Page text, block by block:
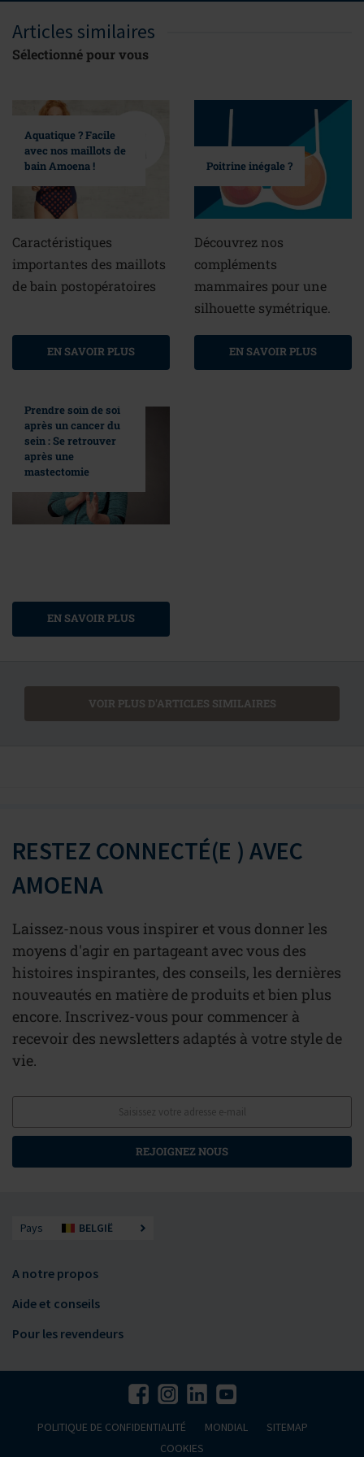
Articles similaires
Sélectionné pour vous
Aquatique ? Facile
avec nos maillots de
bain Amoena !
Caractéristiques
importantes des maillots
de bain postopératoires
EN SAVOIR PLUS
Poitrine inégale ?
Découvrez nos
compléments
mammaires pour une
silhouette symétrique.
EN SAVOIR PLUS
Prendre soin de soi
après un cancer du
sein : Se retrouver
après une
mastectomie
EN SAVOIR PLUS
VOIR PLUS D'ARTICLES SIMILAIRES
RESTEZ CONNECTÉ(E ) AVEC
AMOENA
Laissez-nous vous inspirer et vous donner les
moyens d'agir en partageant avec vous des
histoires inspirantes, des conseils, les dernières
nouveautés en matière de produits et bien plus
encore. Inscrivez-vous pour commencer à
recevoir des newsletters adaptés à votre style de
vie.
REJOIGNEZ NOUS
Pays BELGIË
A notre propos
Aide et conseils
Pour les revendeurs
POLITIQUE DE CONFIDENTIALITÉ MONDIAL
SITEMAP
COOKIES